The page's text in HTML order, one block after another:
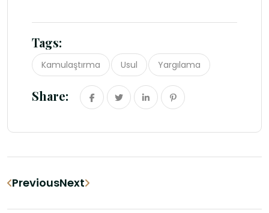
Tags:
Kamulaştırma Usul Yargılama
Share:
PreviousNext